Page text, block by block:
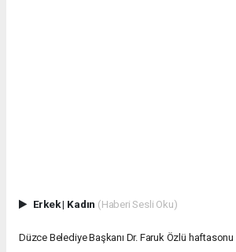
Erkek| Kadın (Haberi Sesli Oku)
Düzce Belediye Başkanı Dr. Faruk Özlü